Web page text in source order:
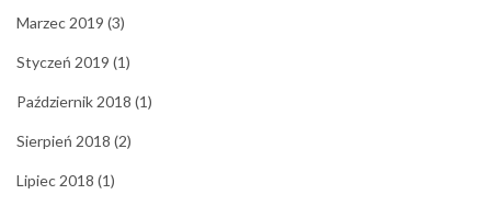
Marzec 2019 (3)
Styczeń 2019 (1)
Październik 2018 (1)
Sierpień 2018 (2)
Lipiec 2018 (1)